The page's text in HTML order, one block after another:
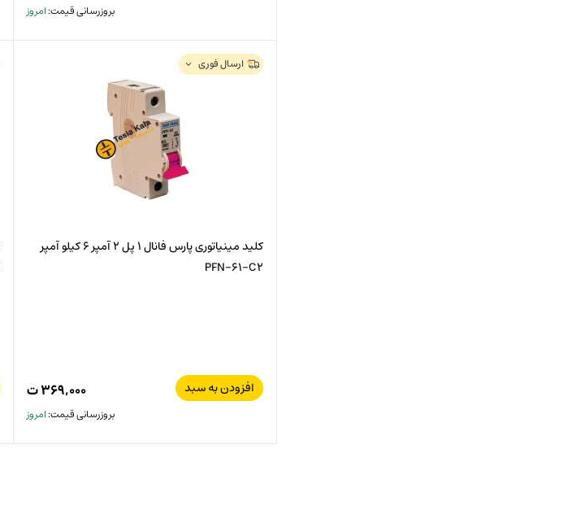
بروزرسانی قیمت:امروز
ارسال فوری
کلید مینیاتوری پارس فانال 1 پل 2 آمپر 6 کیلو آمپر
PFN-61-C2
افزودن به سبد ۳۶۹,۰۰۰ت
بروزرسانی قیمت:امروز